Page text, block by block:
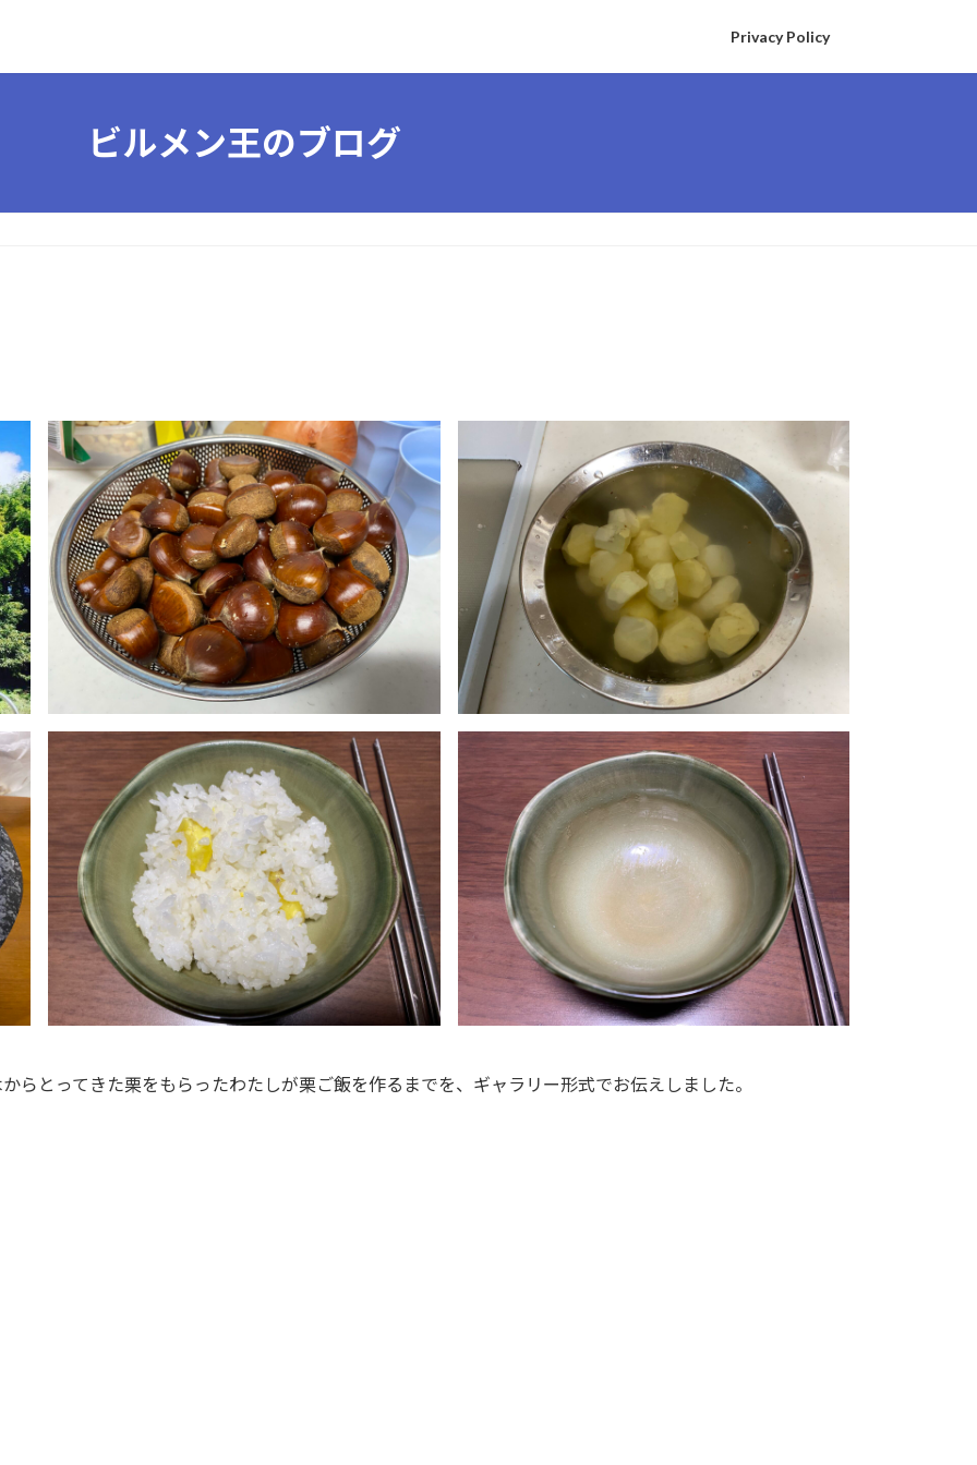
Privacy Policy
ビルメン王のブログ
らとってきた栗をもらったわたしが栗ご飯を作るまでを、ギャラリー形式でお伝えしました。